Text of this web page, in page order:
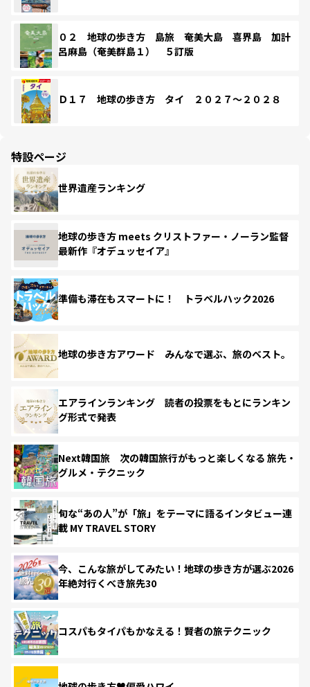
０２ 地球の歩き方 島旅 奄美大島 喜界島 加計
呂麻島（奄美群島１） ５訂版
Ｄ１７ 地球の歩き方 タイ ２０２７～２０２８
特設ページ
世界遺産ランキング
地球の歩き方 meets クリストファー・ノーラン監督
最新作『オデュッセイア』
準備も滞在もスマートに！ トラベルハック2026
地球の歩き方アワード みんなで選ぶ、旅のベスト。
エアラインランキング 読者の投票をもとにランキン
グ形式で発表
Next韓国旅 次の韓国旅行がもっと楽しくなる 旅先・
グルメ・テクニック
旬な“あの人”が「旅」をテーマに語るインタビュー連
載 MY TRAVEL STORY
今、こんな旅がしてみたい！地球の歩き方が選ぶ2026
年絶対行くべき旅先30
コスパもタイパもかなえる！賢者の旅テクニック